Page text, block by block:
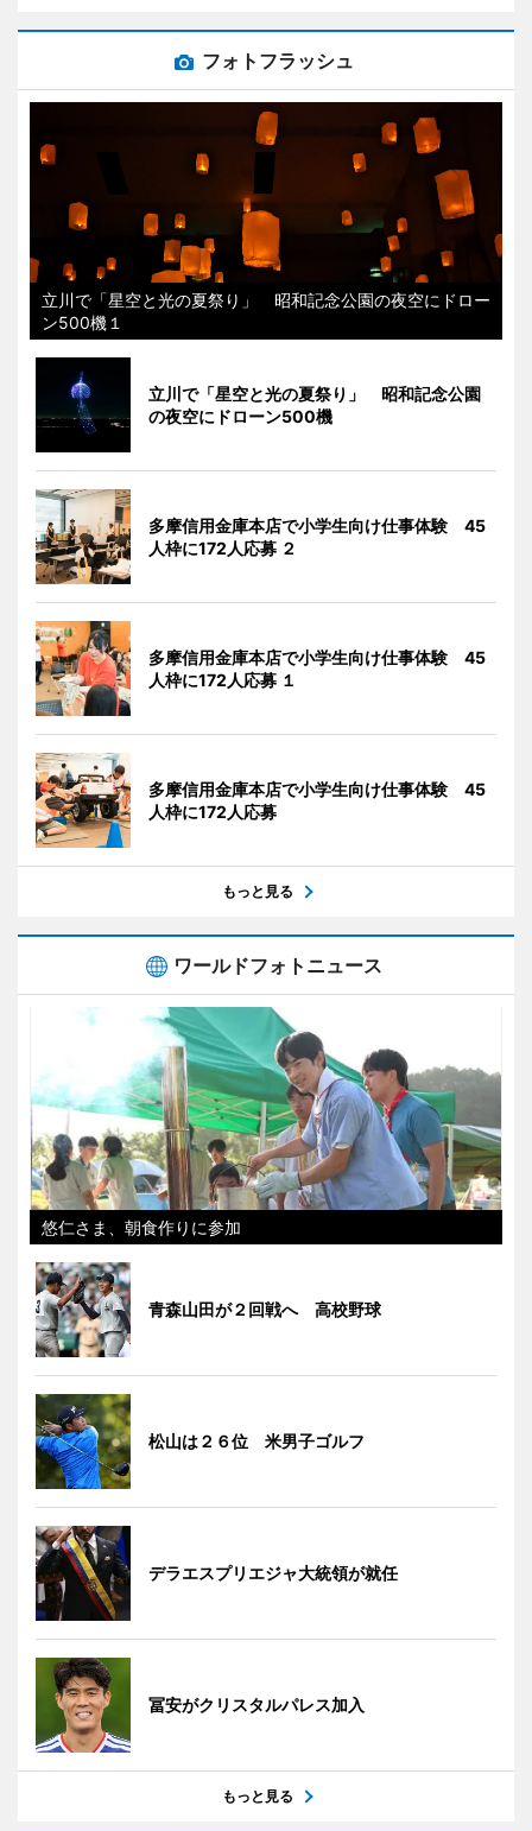
フォトフラッシュ
立川で「星空と光の夏祭り」 昭和記念公園の夜空にドロー
ン500機１
立川で「星空と光の夏祭り」 昭和記念公園
の夜空にドローン500機
多摩信用金庫本店で小学生向け仕事体験 45
人枠に172人応募 ２
多摩信用金庫本店で小学生向け仕事体験 45
人枠に172人応募 １
多摩信用金庫本店で小学生向け仕事体験 45
人枠に172人応募
もっと見る
ワールドフォトニュース
悠仁さま、朝食作りに参加
青森山田が２回戦へ 高校野球
松山は２６位 米男子ゴルフ
デラエスプリエジャ大統領が就任
冨安がクリスタルパレス加入
もっと見る